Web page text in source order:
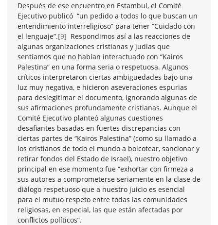
Después de ese encuentro en Estambul, el Comité
Ejecutivo publicó “un pedido a todos lo que buscan un
entendimiento interreligioso” para tener “Cuidado con
el lenguaje”.[9] Respondimos así a las reacciones de
algunas organizaciones cristianas y judías que
sentíamos que no habían interactuado con “Kairos
Palestina” en una forma seria o respetuosa. Algunos
críticos interpretaron ciertas ambigüedades bajo una
luz muy negativa, e hicieron aseveraciones espurias
para deslegitimar el documento, ignorando algunas de
sus afirmaciones profundamente cristianas. Aunque el
Comité Ejecutivo planteó algunas cuestiones
desafiantes basadas en fuertes discrepancias con
ciertas partes de “Kairos Palestina” (como su llamado a
los cristianos de todo el mundo a boicotear, sancionar y
retirar fondos del Estado de Israel), nuestro objetivo
principal en ese momento fue “exhortar con firmeza a
sus autores a comprometerse seriamente en la clase de
diálogo respetuoso que a nuestro juicio es esencial
para el mutuo respeto entre todas las comunidades
religiosas, en especial, las que están afectadas por
conflictos políticos”.